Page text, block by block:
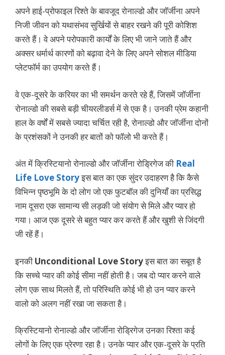
अपने हाई-प्रोफाइल रिश्ते के बावजूद रोनाल्डो और जॉर्जीना अपने
निजी जीवन को यथासंभव सुर्खियों से बाहर रखने की पूरी कोशिश
करते हैं। वे अपने परोपकारी कार्यों के लिए भी जाने जाते हैं और
अक्सर धर्मार्थ कारणों को बढ़ावा देने के लिए अपने सोशल मीडिया
प्लेटफॉर्म का उपयोग करते हैं।
वे एक-दूसरे के करियर का भी समर्थन करते रहे हैं, जिसमें जॉर्जीना
रोनाल्डो की सबसे बड़ी चीयरलीडर्स में से एक है। उनकी प्रेम कहानी
हाल के वर्षों में सबसे ज्यादा चर्चित रही है, रोनाल्डो और जॉर्जीना दोनों
के प्रशंसकों ने उनकी हर बातों को फॉलो भी करते हैं।
अंत में क्रिस्टियानो रोनाल्डो और जॉर्जीना रोड्रिगेजकी Real
Life Love Storyइस बात का एक सुंदर उदाहरण है कि कैसे
विभिन्न पृष्ठभूमि के दो लोग जो एक फुटबॉल की दुनियाँ का प्रसिद्ध
नाम दूसरा एक सामान्य सी लड़की जो संयोग से मिले और प्यार हो
गया। आज एक दूसरे से बहुत प्यार कर करते हैं और खुशी से जिंदगी
जी रहें हैं।
इनकी Unconditional Love Storyइस बात का सबूत है
कि सच्चे प्यार की कोई सीमा नहीं होती है। जब दो प्यार करने वाले
लोग एक साथ मिलते हैं, तो परिस्थिति कोई भी हो उन प्यार करने
वालो को अलग नहीं रखा जा सकता है।
क्रिस्टियानो रोनाल्डो और जॉर्जीना रोड्रिगेज उनका रिश्ता कई
लोगों के लिए एक प्रेरणा रहा है। उनके प्यार और एक-दूसरे के प्रति